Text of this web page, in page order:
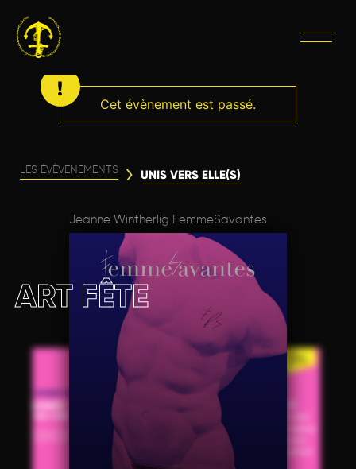
Cet évènement est passé.
LES ÉVÈVENEMENTS UNIS VERS ELLE(S)
Jeanne Wintherlig FemmeSavantes
ART FÊTE